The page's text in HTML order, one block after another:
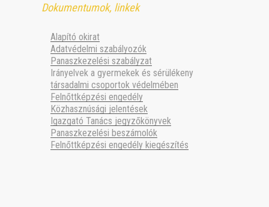
Dokumentumok, linkek
Alapító okirat
Adatvédelmi szabályozók
Panaszkezelési szabályzat
Irányelvek a gyermekek és sérülékeny
társadalmi csoportok védelmében
Felnőttképzési engedély
Közhasznúsági jelentések
Igazgató Tanács jegyzőkönyvek
Panaszkezelési beszámolók
Felnőttképzési engedély kiegészítés